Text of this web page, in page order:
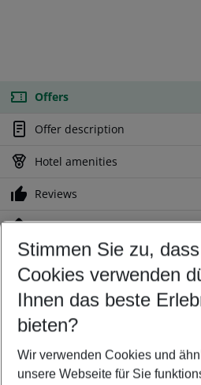
Offers
Offer description
Hotel amenities
Reviews
Location
Customize your offer
Find the perfect deal which suits
Your departure airport
Any airport
Select your date range
12/08/26–10/08/27 5-8
Stimmen Sie zu,
Cookies verwenden
Ihnen das beste
bieten?
Wir verwenden Cookies und
unsere Webseite für Sie